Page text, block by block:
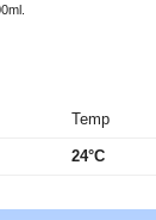
Temp
24°C